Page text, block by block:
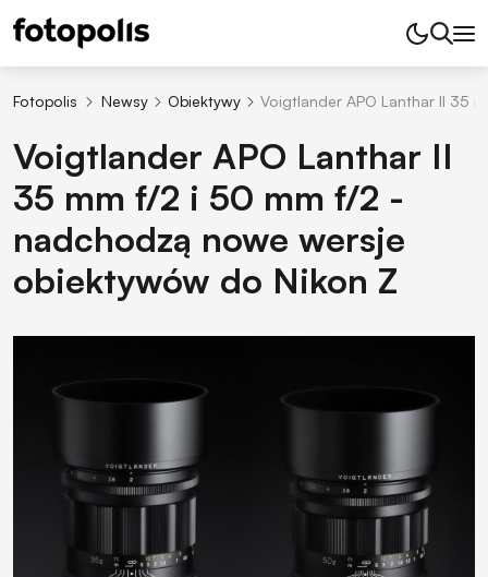
Fotopolis Newsy Obiektywy Voigtlander APO Lanthar II 35
Voigtlander APO Lanthar II
35 mm f/2 i 50 mm f/2 -
nadchodzą nowe wersje
obiektywów do Nikon Z